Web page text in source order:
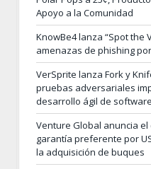
Apoyo a la Comunidad
KnowBe4 lanza “Spot the
amenazas de phishing
VerSprite lanza Fork y
pruebas adversariales
desarrollo ágil de software
Venture Global anuncia
garantía preferente por
la adquisición de buques